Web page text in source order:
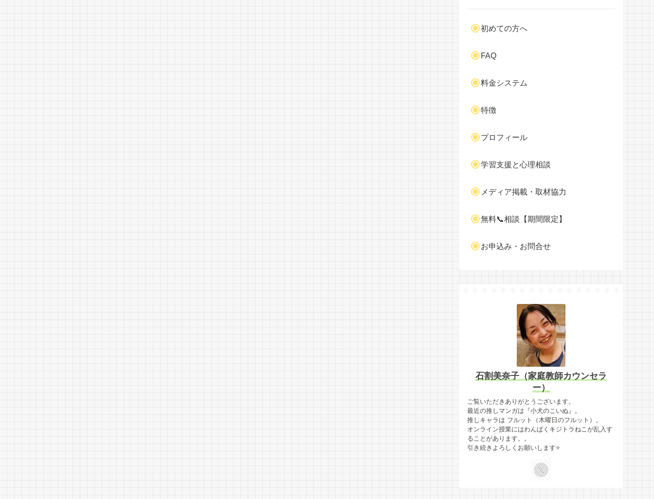
初めての方へ
FAQ
料金システム
特徴
プロフィール
学習支援と心理相談
メディア掲載・取材協力
無料📞相談【期間限定】
お申込み・お問合せ
石割美奈子（家庭教師カウンセラ
ー）
ご覧いただきありがとうございます。
最近の推しマンガは『小犬のこいぬ』。
推しキャラは フルット（木曜日のフルット）。
オンライン授業にはわんぱくキジトラねこが乱入す
ることがあります。。
引き続きよろしくお願いします⭐️